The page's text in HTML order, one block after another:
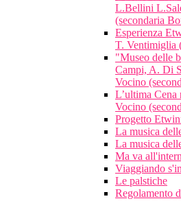
L.Bellini
(secondaria
Esperienza
T. Ventimiglia
"Museo delle
Campi, A. Di
Vocino
L’ultima Cena
Vocino
Progetto
La musica
La musica
Ma va
Viaggiando
Le palstiche
Regolamento